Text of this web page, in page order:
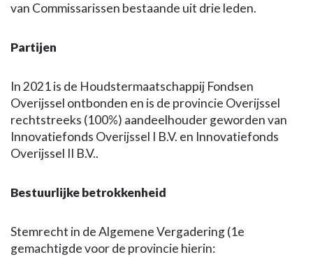
van Commissarissen bestaande uit drie leden.
Partijen
In 2021 is de Houdstermaatschappij Fondsen
Overijssel ontbonden en is de provincie Overijssel
rechtstreeks (100%) aandeelhouder geworden van
Innovatiefonds Overijssel I B.V. en Innovatiefonds
Overijssel II B.V..
Bestuurlijke betrokkenheid
Stemrecht in de Algemene Vergadering (1e
gemachtigde voor de provincie hierin: